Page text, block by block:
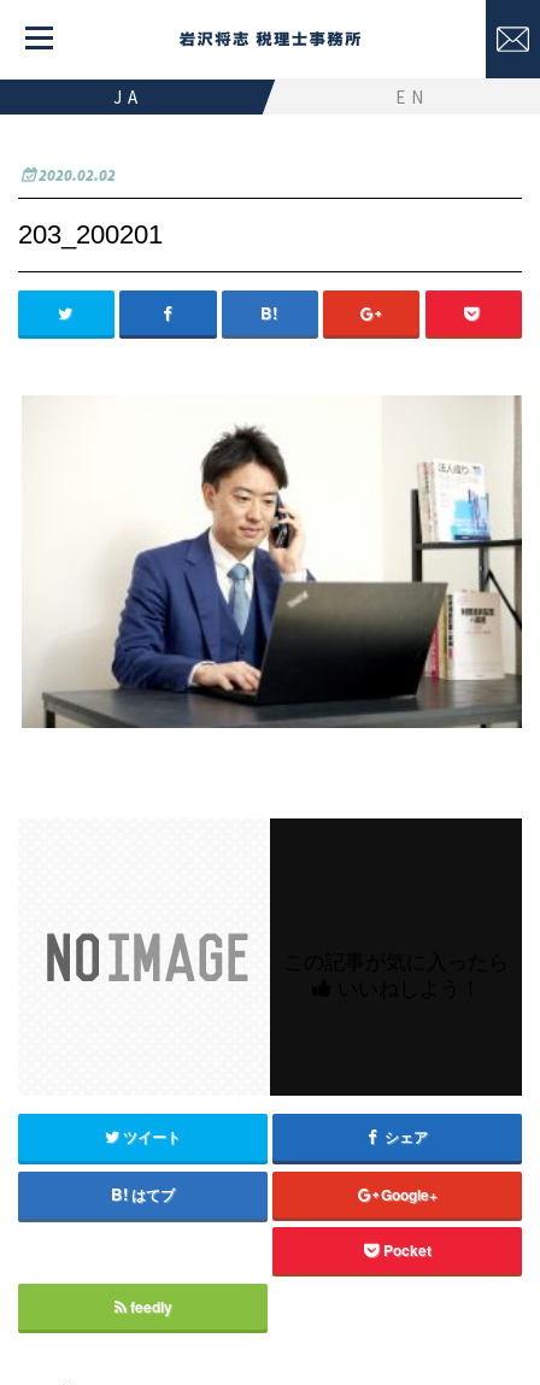
JA EN
2020.02.02
203_200201
ツイート シェア
はてブ Google+
Pocket
feedly